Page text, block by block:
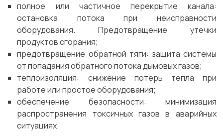
полное или частичное перекрытие канала:
остановка потока при неисправности
оборудования. Предотвращение утечки
продуктов сгорания;
предотвращение обратной тяги: защита системы
от попадания обратного потока дымовых газов;
теплоизоляция: снижение потерь тепла при
работе или простое оборудования;
обеспечение безопасности: минимизация
распространения токсичных газов в аварийных
ситуациях.